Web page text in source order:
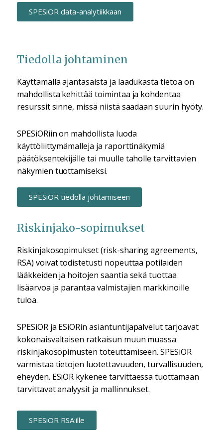
SPESiOR data-analytiikkaan
Tiedolla johtaminen
Käyttämällä ajantasaista ja laadukasta tietoa on
mahdollista kehittää toimintaa ja kohdentaa
resurssit sinne, missä niistä saadaan suurin hyöty.
SPESiORiin on mahdollista luoda
käyttöliittymämalleja ja raporttinäkymiä
päätöksentekijälle tai muulle taholle tarvittavien
näkymien tuottamiseksi.
SPESiOR tiedolla johtamiseen
Riskinjako-sopimukset
Riskinjakosopimukset (risk-sharing agreements,
RSA) voivat todistetusti nopeuttaa potilaiden
lääkkeiden ja hoitojen saantia sekä tuottaa
lisäarvoa ja parantaa valmistajien markkinoille
tuloa.
SPESiOR ja ESiORin asiantuntijapalvelut tarjoavat
kokonaisvaltaisen ratkaisun muun muassa
riskinjakosopimusten toteuttamiseen. SPESiOR
varmistaa tietojen luotettavuuden, turvallisuuden,
eheyden. ESiOR kykenee tarvittaessa tuottamaan
tarvittavat analyysit ja mallinnukset.
SPESiOR RSA:ille